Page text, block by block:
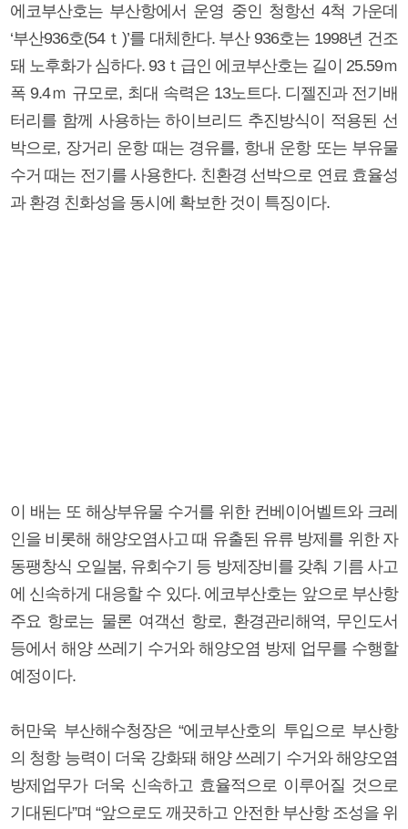
에코부산호는 부산항에서 운영 중인 청항선 4척 가운데
‘부산936호(54ｔ)’를 대체한다. 부산 936호는 1998년 건조
돼 노후화가 심하다. 93ｔ급인 에코부산호는 길이 25.59ｍ
폭 9.4ｍ 규모로, 최대 속력은 13노트다. 디젤진과 전기배
터리를 함께 사용하는 하이브리드 추진방식이 적용된 선
박으로, 장거리 운항 때는 경유를, 항내 운항 또는 부유물
수거 때는 전기를 사용한다. 친환경 선박으로 연료 효율성
과 환경 친화성을 동시에 확보한 것이 특징이다.
이 배는 또 해상부유물 수거를 위한 컨베이어벨트와 크레
인을 비롯해 해양오염사고 때 유출된 유류 방제를 위한 자
동팽창식 오일붐, 유회수기 등 방제장비를 갖춰 기름 사고
에 신속하게 대응할 수 있다. 에코부산호는 앞으로 부산항
주요 항로는 물론 여객선 항로, 환경관리해역, 무인도서
등에서 해양 쓰레기 수거와 해양오염 방제 업무를 수행할
예정이다.
허만욱 부산해수청장은 “에코부산호의 투입으로 부산항
의 청항 능력이 더욱 강화돼 해양 쓰레기 수거와 해양오염
방제업무가 더욱 신속하고 효율적으로 이루어질 것으로
기대된다”며 “앞으로도 깨끗하고 안전한 부산항 조성을 위